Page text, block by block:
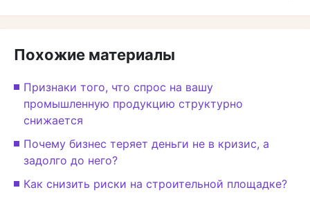
Похожие материалы
Признаки того, что спрос на вашу
промышленную продукцию структурно
снижается
Почему бизнес теряет деньги не в кризис, а
задолго до него?
Как снизить риски на строительной площадке?